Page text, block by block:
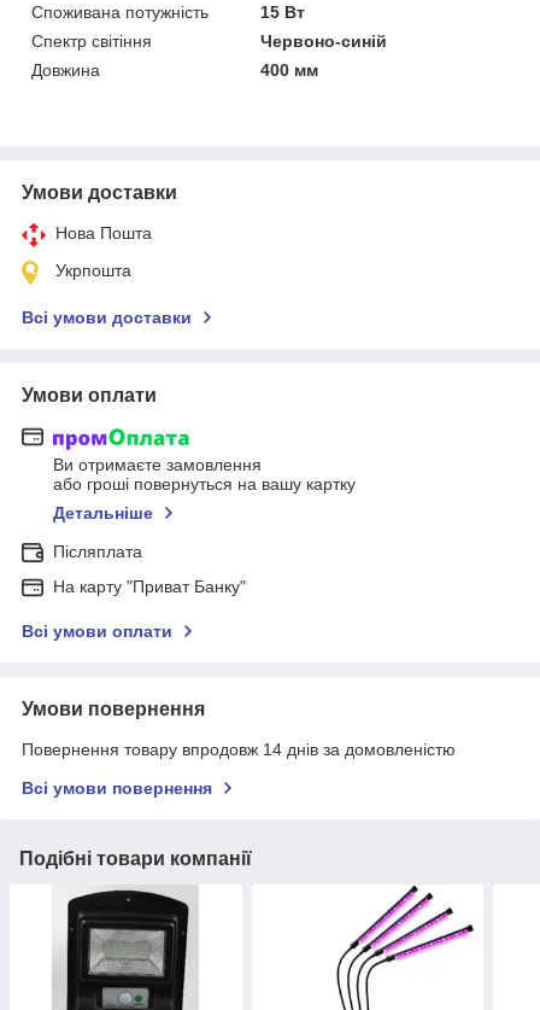
Споживана потужність
15 Вт
Спектр світіння
Червоно-синій
Довжина
400 мм
Умови доставки
Нова Пошта
Укрпошта
Всі умови доставки
Умови оплати
Ви отримаєте замовлення
або гроші повернуться на вашу картку
Детальніше
Післяплата
На карту "Приват Банку"
Всі умови оплати
Умови повернення
Повернення товару впродовж 14 днів за домовленістю
Всі умови повернення
Подібні товари компанії